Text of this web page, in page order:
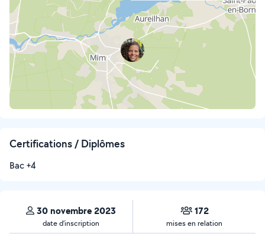
Certifications / Diplômes
Bac +4
30 novembre 2023
date d’inscription
172
mises en relation